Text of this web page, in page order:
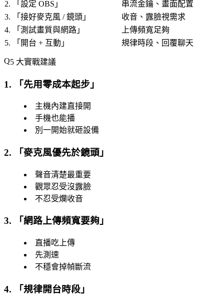
2. 「 設定 OBS 」
串流金鑰、畫面配置
3. 「 接好麥克風 / 鏡頭 」
收音、露臉視需求
4. 「 測試畫質與網路 」
上傳頻寬足夠
5. 「 開台 + 互動 」 規律時段、回覆聊天
5 大實戰建議
1. 「先用零成本起步 」
主機內建直接開
手機也能播
別一開始就砸設備
2. 「麥克風優先於鏡頭 」
聲音清楚最重要
觀眾忍受沒露臉
不忍受爛收音
3. 「網路上傳頻寬要夠 」
直播吃上傳
先測速
不穩會掉幀斷流
4. 「規律開台時段 」